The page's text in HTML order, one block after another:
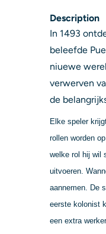
Description
In 1493
beleefde
niuewe
verwerven
de
Elke speler
rollen worden
welke rol hij wil
uitvoeren.
aannemen. De
eerste kolonist
een extra